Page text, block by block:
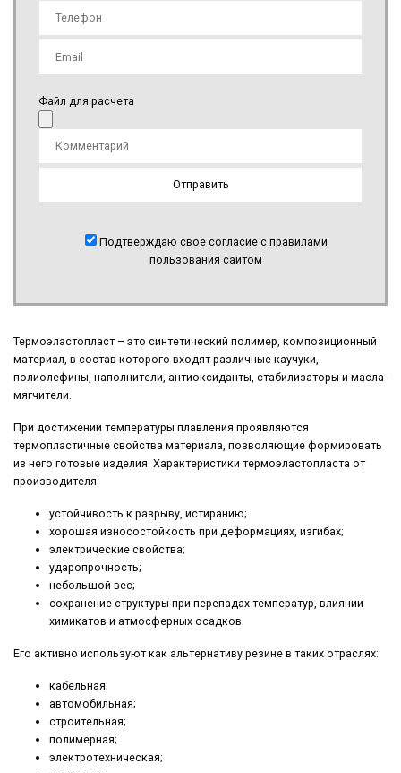
Файл для расчета
Подтверждаю свое согласие с правилами
пользования сайтом
Термоэластопласт – это синтетический полимер, композиционный
материал, в состав которого входят различные каучуки,
полиолефины, наполнители, антиоксиданты, стабилизаторы и масла-
мягчители.
При достижении температуры плавления проявляются
термопластичные свойства материала, позволяющие формировать
из него готовые изделия. Характеристики термоэластопласта от
производителя:
устойчивость к разрыву, истиранию;
хорошая износостойкость при деформациях, изгибах;
электрические свойства;
ударопрочность;
небольшой вес;
сохранение структуры при перепадах температур, влиянии
химикатов и атмосферных осадков.
Его активно используют как альтернативу резине в таких отраслях:
кабельная;
автомобильная;
строительная;
полимерная;
электротехническая;